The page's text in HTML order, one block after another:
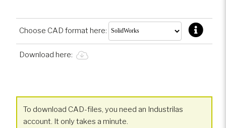
Choose CAD format here:
Download here:
To download CAD-files, you need an Industrilas
account. It only takes a minute.